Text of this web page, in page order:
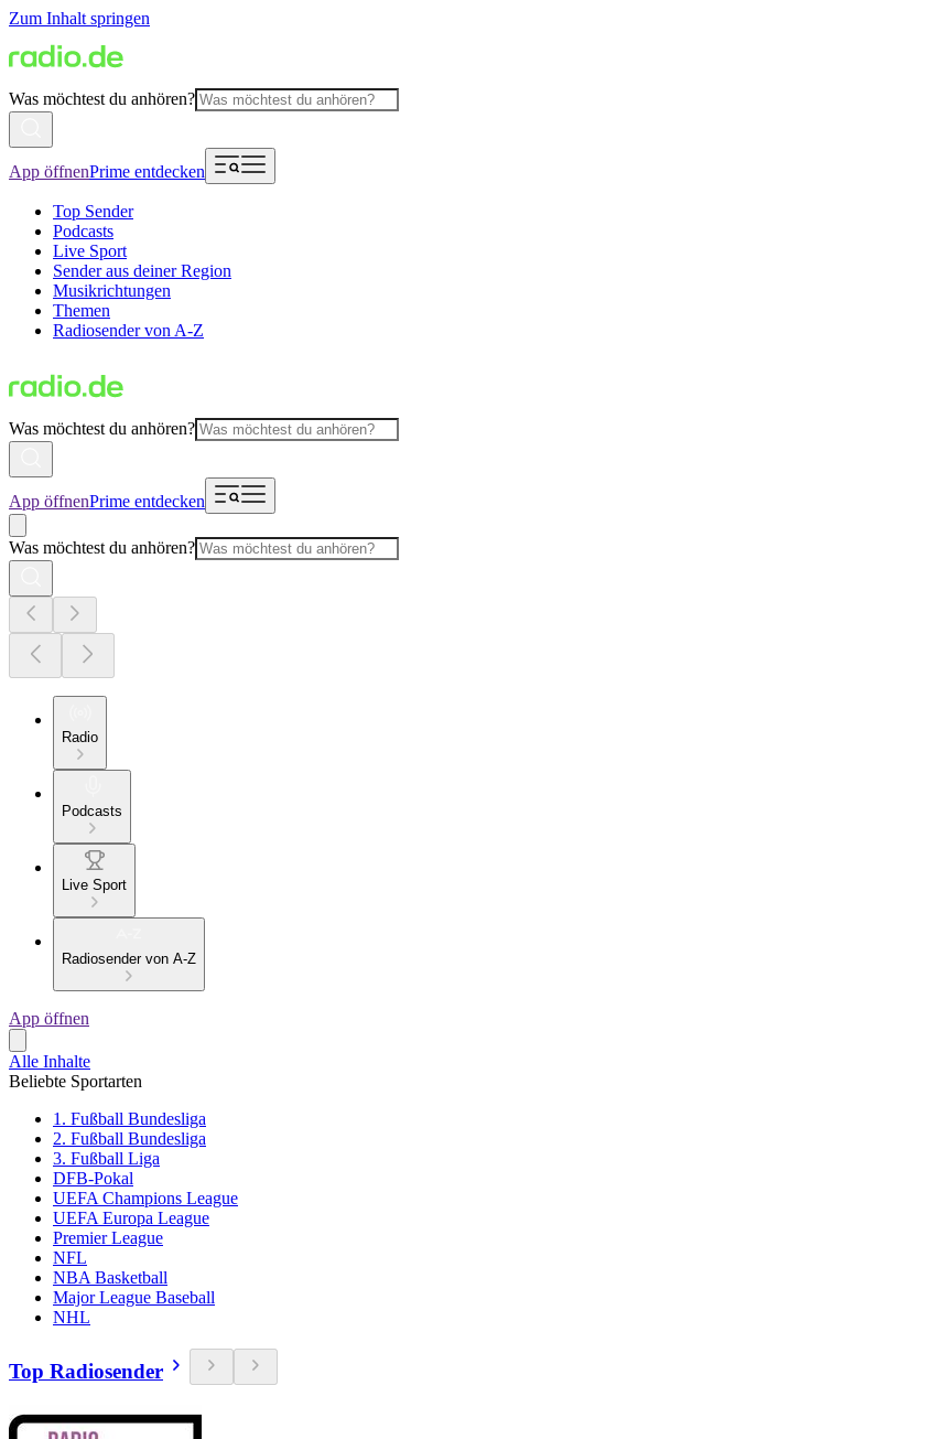
Zum Inhalt springen
Was möchtest du anhören?
App öffnenPrime entdecken
Top Sender
Podcasts
Live Sport
Sender aus deiner Region
Musikrichtungen
Themen
Radiosender von A-Z
Was möchtest du anhören?
App öffnenPrime entdecken
Was möchtest du anhören?
Radio
Podcasts
Live Sport
Radiosender von A-Z
App öffnen
Alle Inhalte
Beliebte Sportarten
1. Fußball Bundesliga
2. Fußball Bundesliga
3. Fußball Liga
DFB-Pokal
UEFA Champions League
UEFA Europa League
Premier League
NFL
NBA Basketball
Major League Baseball
NHL
Top Radiosender